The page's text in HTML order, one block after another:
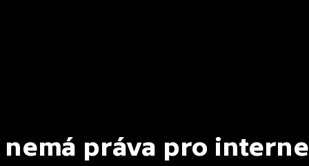
nemá práva pro